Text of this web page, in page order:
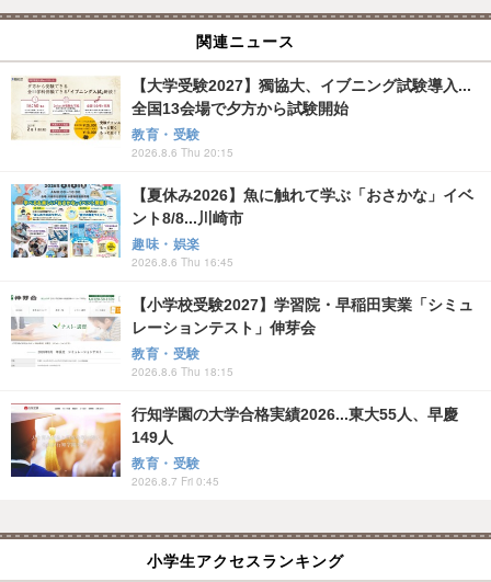
関連ニュース
【大学受験2027】獨協大、イブニング試験導入...
全国13会場で夕方から試験開始
教育・受験
2026.8.6 Thu 20:15
【夏休み2026】魚に触れて学ぶ「おさかな」イベ
ント8/8...川崎市
趣味・娯楽
2026.8.6 Thu 16:45
【小学校受験2027】学習院・早稲田実業「シミュ
レーションテスト」伸芽会
教育・受験
2026.8.6 Thu 18:15
行知学園の大学合格実績2026...東大55人、早慶
149人
教育・受験
2026.8.7 Fri 0:45
小学生アクセスランキング